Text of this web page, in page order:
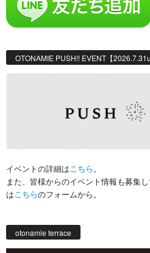
OTONAMIE PUSH!! EVENT【
イベントの詳細はこちら。
また、皆様からのイベント情報も募集
はこちらのフォームから。
otonamie terrace